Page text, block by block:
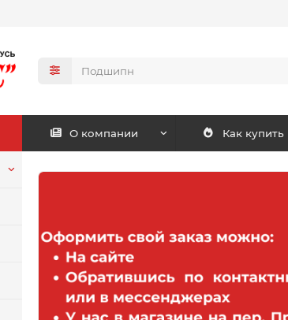
О компании Как купить